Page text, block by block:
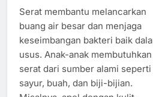
Serat membantu melancarkan
buang air besar dan menjaga
keseimbangan bakteri baik
usus. Anak-anak membutuhkan
serat dari sumber alami seperti
sayur, buah, dan biji-bijian.